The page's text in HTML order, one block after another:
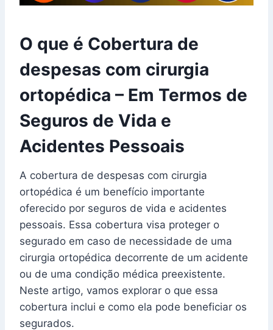
O que é Cobertura de
despesas com cirurgia
ortopédica – Em Termos de
Seguros de Vida e
Acidentes Pessoais
A cobertura de despesas com cirurgia
ortopédica é um benefício importante
oferecido por seguros de vida e acidentes
pessoais. Essa cobertura visa proteger o
segurado em caso de necessidade de uma
cirurgia ortopédica decorrente de um acidente
ou de uma condição médica preexistente.
Neste artigo, vamos explorar o que essa
cobertura inclui e como ela pode beneficiar os
segurados.